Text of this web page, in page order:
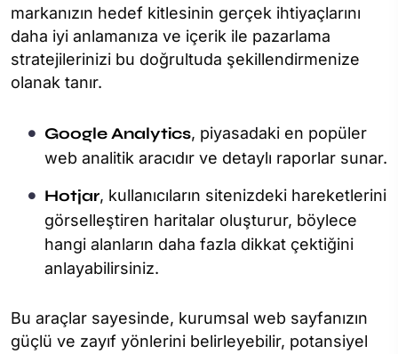
markanızın hedef kitlesinin gerçek ihtiyaçlarını
daha iyi anlamanıza ve içerik ile pazarlama
stratejilerinizi bu doğrultuda şekillendirmenize
olanak tanır.
Google Analytics, piyasadaki en popüler
web analitik aracıdır ve detaylı raporlar sunar.
Hotjar, kullanıcıların sitenizdeki hareketlerini
görselleştiren haritalar oluşturur, böylece
hangi alanların daha fazla dikkat çektiğini
anlayabilirsiniz.
Bu araçlar sayesinde, kurumsal web sayfanızın
güçlü ve zayıf yönlerini belirleyebilir, potansiyel